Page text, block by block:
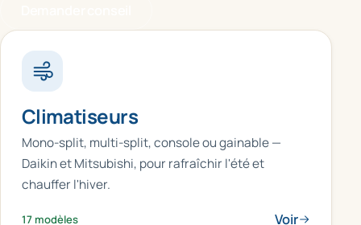
Climatiseurs
Mono-split, multi-split, console ou gainable —
Daikin et Mitsubishi, pour rafraîchir l'été et
chauffer l'hiver.
17 modèles Voir